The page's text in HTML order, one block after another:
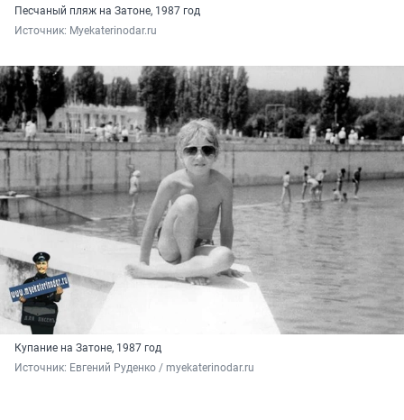
Песчаный пляж на Затоне, 1987 год
Источник: Myekaterinodar.ru
Купание на Затоне, 1987 год
Источник: Евгений Руденко / myekaterinodar.ru